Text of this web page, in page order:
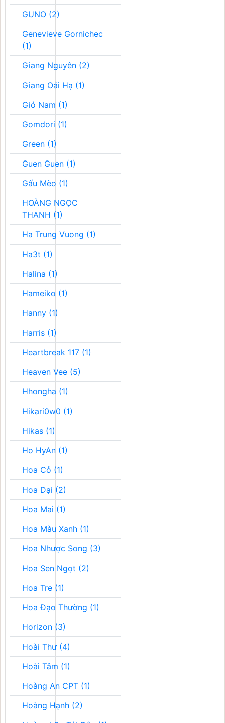
GUNO (2)
Genevieve Gornichec
(1)
Giang Nguyên (2)
Giang Oải Hạ (1)
Gió Nam (1)
Gomdori (1)
Green (1)
Guen Guen (1)
Gấu Mèo (1)
HOÀNG NGỌC
THANH (1)
Ha Trung Vuong (1)
Ha3t (1)
Halina (1)
Hameiko (1)
Hanny (1)
Harris (1)
Heartbreak 117 (1)
Heaven Vee (5)
Hhongha (1)
Hikari0w0 (1)
Hikas (1)
Ho HyAn (1)
Hoa Cỏ (1)
Hoa Dại (2)
Hoa Mai (1)
Hoa Màu Xanh (1)
Hoa Nhược Song (3)
Hoa Sen Ngọt (2)
Hoa Tre (1)
Hoa Đạo Thường (1)
Horizon (3)
Hoài Thư (4)
Hoài Tâm (1)
Hoàng An CPT (1)
Hoàng Hạnh (2)